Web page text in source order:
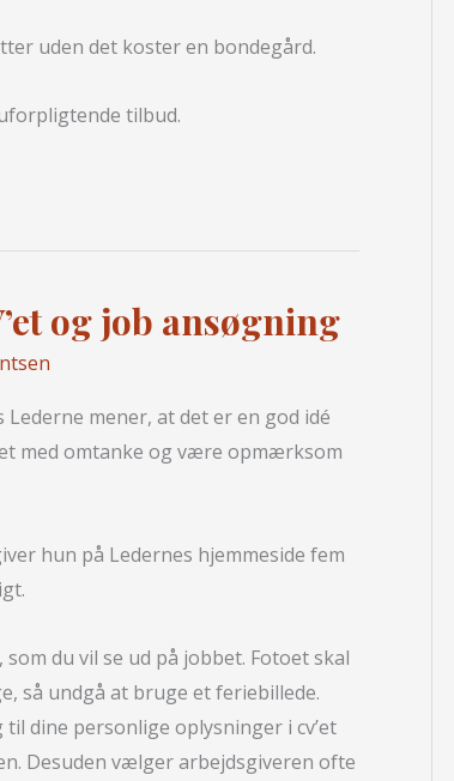
uden det koster en bondegård.
tilbud.
og job ansøgning
mener, at det er en god idé
med omtanke og være opmærksom
hun på Ledernes hjemmeside fem
som du vil se ud på jobbet. Fotoet skal
så undgå at bruge et feriebillede.
dine personlige oplysninger i cv’et
Desuden vælger arbejdsgiveren ofte